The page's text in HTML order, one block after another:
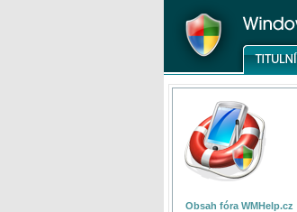
Obsah fóra WMHelp.cz